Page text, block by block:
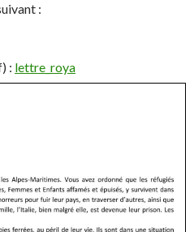
:
: lettre_roya